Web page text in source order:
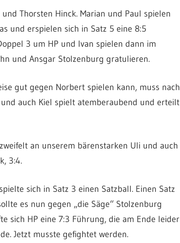
Thorsten Hinck. Marian und Paul spielen
und erspielen sich in Satz 5 eine 8:5
3 um HP und Ivan spielen dann im
und Ansgar Stolzenburg gratulieren.
gut gegen Norbert spielen kann, muss nach
auch Kiel spielt atemberaubend und erteilt
an unserem bärenstarken Uli und auch
3:4.
sich in Satz 3 einen Satzball. Einen Satz
es nun gegen „die Säge“ Stolzenburg
sich HP eine 7:3 Führung, die am Ende leider
Jetzt musste gefightet werden.